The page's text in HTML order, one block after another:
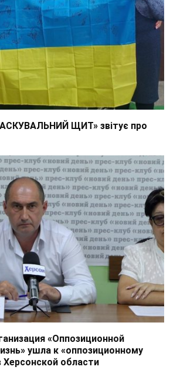
ЩИТ» звітує про
«Оппозиционной
ушла к «оппозиционному
Херсонской области